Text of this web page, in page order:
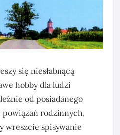
się niesłabnącą
hobby dla ludzi
od posiadanego
powiązań rodzinnych,
wreszcie spisywanie